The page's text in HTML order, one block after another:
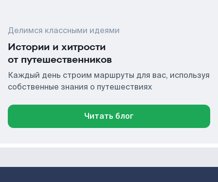
Делимся классными идеями
Истории и хитрости
от путешественников
Каждый день строим маршруты для вас, используя
собственные знания о путешествиях
Читать блог